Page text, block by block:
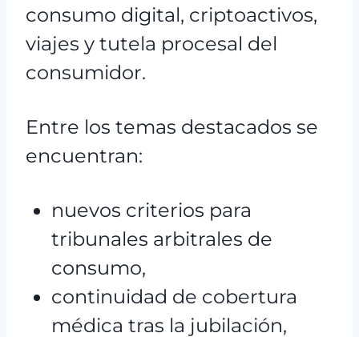
consumo digital, criptoactivos,
viajes y tutela procesal del
consumidor.
Entre los temas destacados se
encuentran:
nuevos criterios para
tribunales arbitrales de
consumo,
continuidad de cobertura
médica tras la jubilación,